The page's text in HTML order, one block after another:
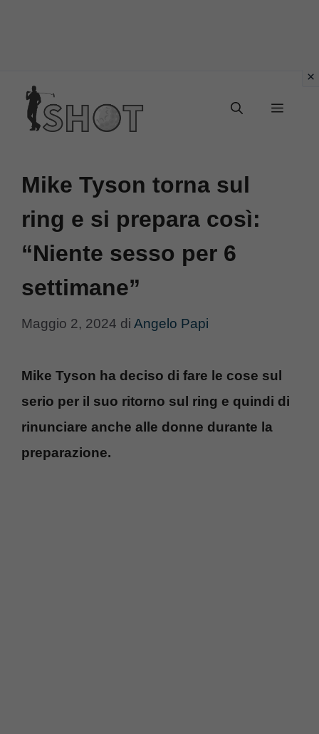
contenuto
Menu
Mike Tyson torna sul
ring e si prepara così:
“Niente sesso per 6
settimane”
Maggio 2, 2024 di Angelo Papi
Mike Tyson ha deciso di fare le cose sul
serio per il suo ritorno sul ring e quindi di
rinunciare anche alle donne durante la
preparazione.